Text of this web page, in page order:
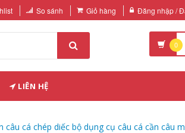
So sánh Giỏ hàng Đăng nhập /
0
LIÊN HỆ
cá chép diếc bộ dụng cụ câu cá cần câu